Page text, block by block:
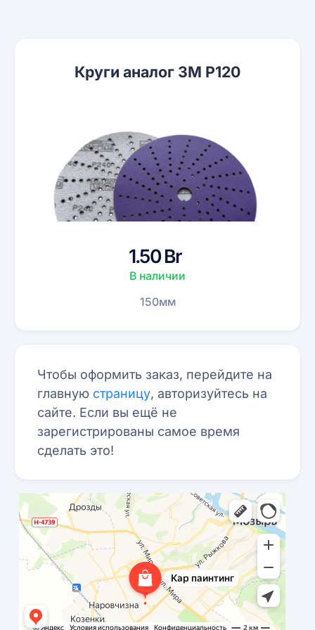
Круги аналог 3M P120
1.50 Br
В наличии
150мм
Чтобы оформить заказ, перейдите на
главную страницу, авторизуйтесь на
сайте. Если вы ещё не
зарегистрированы самое время
сделать это!